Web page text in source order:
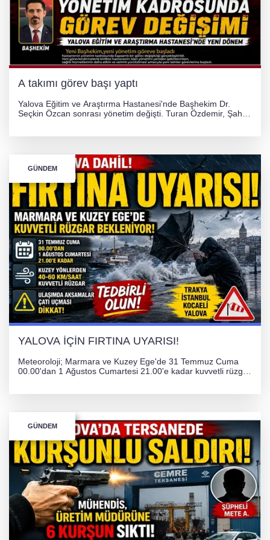
A takımı görev başı yaptı
Yalova Eğitim ve Araştırma Hastanesi'nde Başhekim Dr.
Seçkin Özcan sonrası yönetim değişti. Turan Özdemir, Şahin
GÜNDEM
YALOVA İÇİN FIRTINA UYARISI!
Meteoroloji; Marmara ve Kuzey Ege'de 31 Temmuz Cuma
00.00'dan 1 Ağustos Cumartesi 21.00'e kadar kuvvetli rüzgar
GÜNDEM